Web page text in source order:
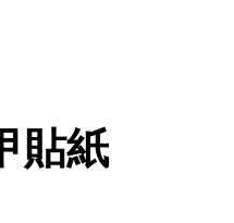
貼紙